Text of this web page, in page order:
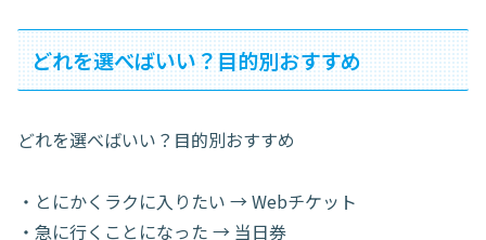
どれを選べばいい？目的別おすすめ
どれを選べばいい？目的別おすすめ
・とにかくラクに入りたい → Webチケット
・急に行くことになった → 当日券